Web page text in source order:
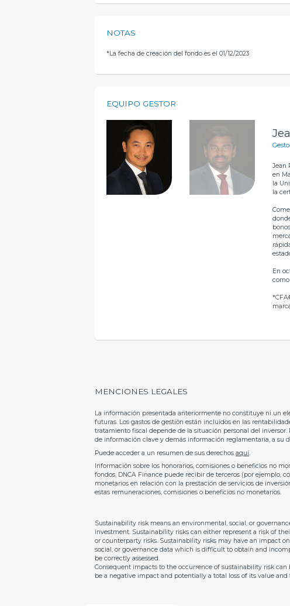
NOTAS
*La fecha de creación del fondo es el 01/12/2023
EQUIPO GESTOR
Jean
en
la
la
En
MENCIONES LEGALES
La información presentada anteriormente no constituye ni un
futuras. Los gastos de gestión están incluidos en las
tratamiento fiscal depende de la situación personal del
de información clave y demás información reglamentaria, a su
Puede acceder a un resumen de sus derechos aquí.
Información sobre los honorarios, comisiones o beneficios no
fondos, DNCA Finance puede recibir de terceros (por ejemplo,
monetarios en relación con la prestación de servicios de
estas remuneraciones, comisiones o beneficios no monetarios.
Sustainability risk means an environmental, social, or
investment. Sustainability risks can either represent a risk of
or counterparty risks. Sustainability risks may have an impact
social, or governance data which is difficult to obtain and
be correctly assessed.
Consequent impacts to the occurrence of sustainability risk can
be a negative impact and potentially a total loss of its value